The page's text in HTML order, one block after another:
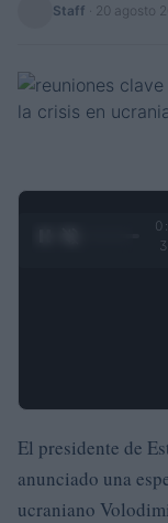
Staff 20 agosto
El presidente de
anunciado una
ucraniano